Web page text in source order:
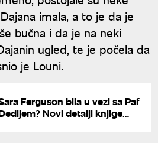
imala, a to je da je
bučna i da je na neki
ugled, te je počela da
je Louni.
Ferguson bila u vezi sa Paf
Novi detalji knjige